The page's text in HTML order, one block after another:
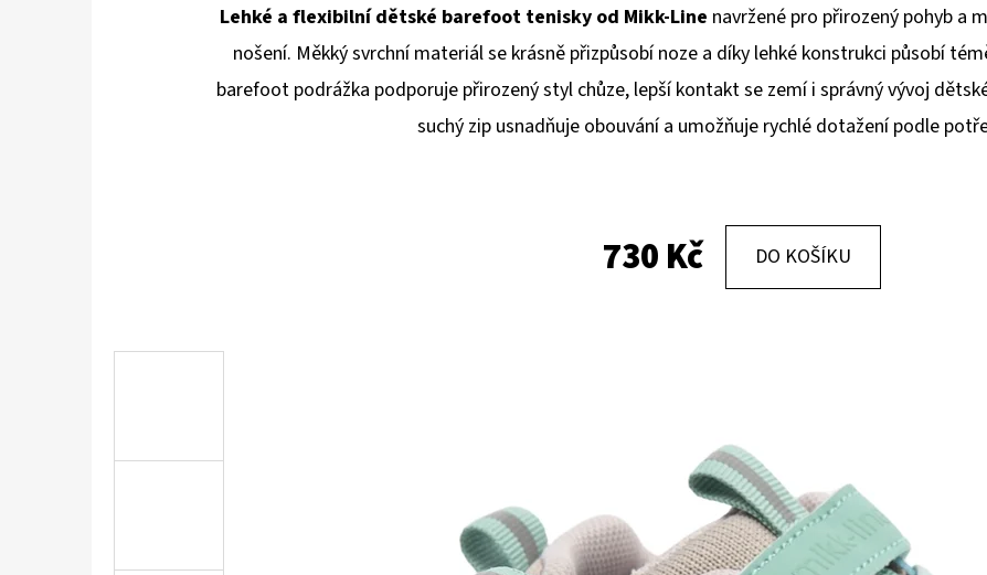
Lehké a flexibilní dětské barefoot tenisky od Mikk-Line navržené pro přirozený pohyb a
nošení. Měkký svrchní materiál se krásně přizpůsobí noze a díky lehké konstrukci působí
barefoot podrážka podporuje přirozený styl chůze, lepší kontakt se zemí i správný vývoj
suchý zip usnadňuje obouvání a umožňuje rychlé dotažení podle
730 Kč DO KOŠÍKU
KOŽENÉ CAPÁČKY S KOŽENOU PODRÁŽKOU KOŽENÉ